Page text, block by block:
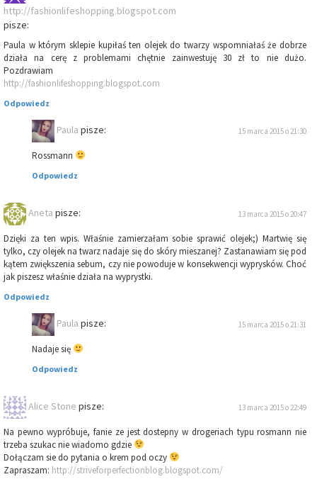
http://fashionlifeshopping.blogspot.com
pisze:
Paula w którym sklepie kupiłaś ten olejek do twarzy wspomniałaś że dobrze
działa na cerę z problemami chętnie zainwestuję 30 zł to nie dużo.
Pozdrawiam
http://fashionlifeshopping.blogspot.com
Odpowiedz
Paula pisze: 15 marca 2015 o 21:30
Rossmann
Odpowiedz
Aneta pisze: 13 marca 2015 o 20:47
Dzięki za ten wpis. Właśnie zamierzałam sobie sprawić olejek;) Martwię się
tylko, czy olejek na twarz nadaje się do skóry mieszanej? Zastanawiam się pod
kątem zwiększenia sebum, czy nie powoduje w konsekwencji wyprysków. Choć
jak piszesz właśnie działa na wyprystki.
Odpowiedz
Paula pisze: 15 marca 2015 o 21:31
Nadaje się
Odpowiedz
Alice Stone pisze: 13 marca 2015 o 22:49
Na pewno wypróbuje, fanie ze jest dostepny w drogeriach typu rosmann nie
trzeba szukac nie wiadomo gdzie
Dołączam sie do pytania o krem pod oczy
Zapraszam: http://striveforperfectionblog.blogspot.com/